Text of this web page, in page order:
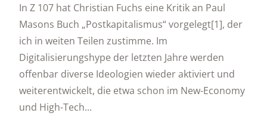
In Z 107 hat Christian Fuchs eine Kritik an Paul
Masons Buch „Postkapitalismus“ vorgelegt[1], der
ich in weiten Teilen zustimme. Im
Digitalisierungshype der letzten Jahre werden
offenbar diverse Ideologien wieder aktiviert und
weiterentwickelt, die etwa schon im New-Economy
und High-Tech...